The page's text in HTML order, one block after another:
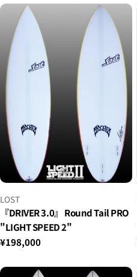
ベ
ン
ダ
ー：
LOST
『DRIVER 3.0』 Round Tail PRO
"LIGHT SPEED 2"
通
価
¥198,000